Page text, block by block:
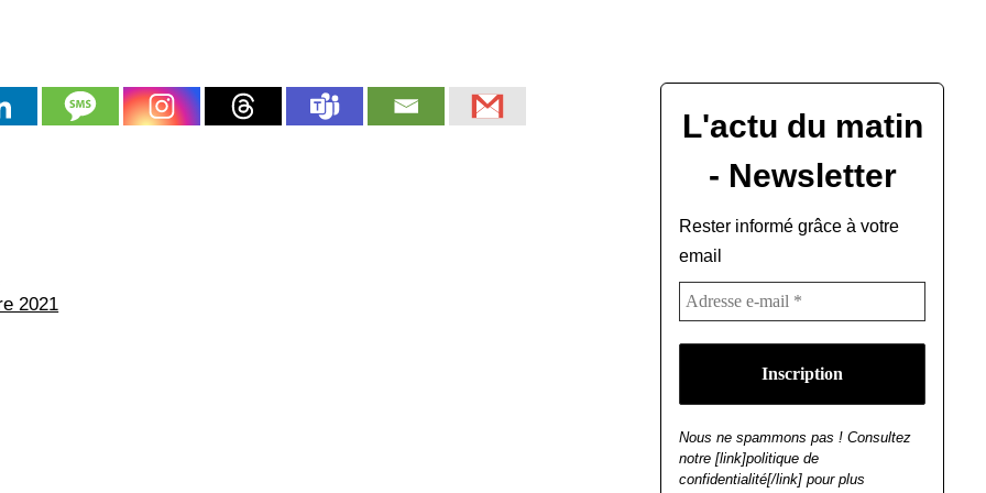
2021
L'actu du matin
- Newsletter
Rester informé grâce à votre
email
Nous ne spammons pas ! Consultez
notre [link]politique de
confidentialité[/link] pour plus